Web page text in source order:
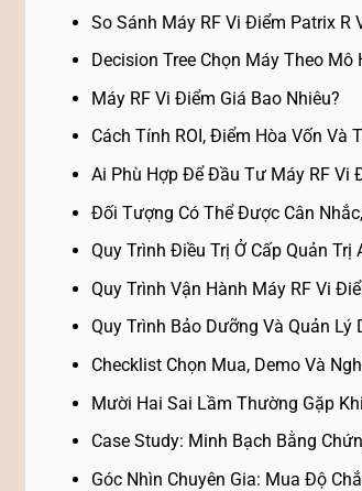
So Sánh Máy RF Vi Điểm Patrix R
Decision Tree Chọn Máy Theo Mô
Máy RF Vi Điểm Giá Bao Nhiêu?
Cách Tính ROI, Điểm Hòa Vốn Và
Ai Phù Hợp Để Đầu Tư Máy RF Vi
Đối Tượng Có Thể Được Cân
Quy Trình Điều Trị Ở Cấp Quản Trị
Quy Trình Vận Hành Máy RF Vi
Quy Trình Bảo Dưỡng Và Quản Lý
Checklist Chọn Mua, Demo Và
Mười Hai Sai Lầm Thường Gặp
Case Study: Minh Bạch Bằng
Góc Nhìn Chuyên Gia: Mua Độ